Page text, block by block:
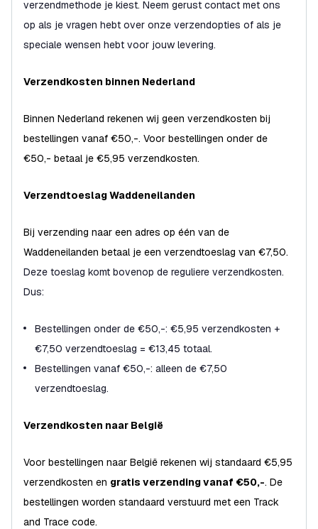
verzendmethode je kiest. Neem gerust contact met ons
op als je vragen hebt over onze verzendopties of als je
speciale wensen hebt voor jouw levering.
Verzendkosten binnen Nederland
Binnen Nederland rekenen wij geen verzendkosten bij
bestellingen vanaf €50,-. Voor bestellingen onder de
€50,- betaal je €5,95 verzendkosten.
Verzendtoeslag Waddeneilanden
Bij verzending naar een adres op één van de
Waddeneilanden betaal je een verzendtoeslag van €7,50.
Deze toeslag komt bovenop de reguliere verzendkosten.
Dus:
Bestellingen onder de €50,-: €5,95 verzendkosten +
€7,50 verzendtoeslag = €13,45 totaal.
Bestellingen vanaf €50,-: alleen de €7,50
verzendtoeslag.
Verzendkosten naar België
Voor bestellingen naar België rekenen wij standaard €5,95
verzendkosten en gratis verzending vanaf €50,-. De
bestellingen worden standaard verstuurd met een Track
and Trace code.